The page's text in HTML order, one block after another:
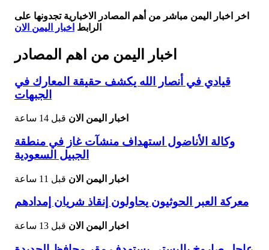
اخر اخبار اليمن مباشر من أهم المصادر الاخبارية تجدونها على
الرابط اخبار اليمن الان
اخبار اليمن من اهم المصادر
قيادي في أنصار الله يكشف حقيقة المعارك في
الجبهات
اخبار اليمن الان قبل 14 ساعة
وكالة الأناضول استهداف منشآت غاز في منطقة
الجبيل السعودية
اخبار اليمن الان قبل 11 ساعة
معركة العبر الحوثيون يحاولون إنقاذ شريان إمدادهم
اخبار اليمن الان قبل 13 ساعة